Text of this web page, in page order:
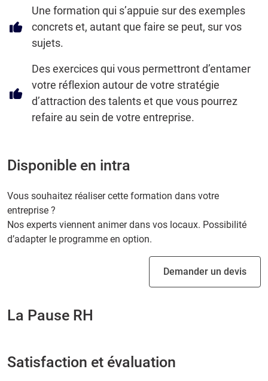
Une formation qui s’appuie sur des exemples
concrets et, autant que faire se peut, sur vos
sujets.
Des exercices qui vous permettront d’entamer
votre réflexion autour de votre stratégie
d’attraction des talents et que vous pourrez
refaire au sein de votre entreprise.
Disponible en intra
Vous souhaitez réaliser cette formation dans votre
entreprise ?
Nos experts viennent animer dans vos locaux. Possibilité
d’adapter le programme en option.
Demander un devis
La Pause RH
Satisfaction et évaluation